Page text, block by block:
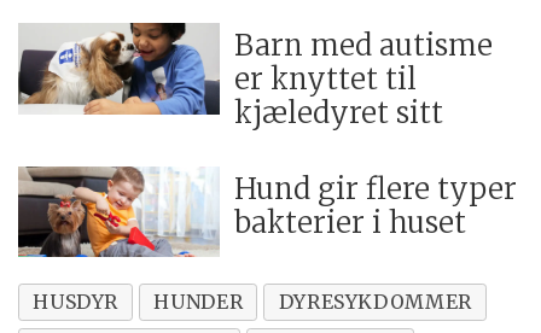
Barn med autisme
er knyttet til
kjæledyret sitt
Hund gir flere typer
bakterier i huset
HUSDYR HUNDER
DYRESYKDOMMER